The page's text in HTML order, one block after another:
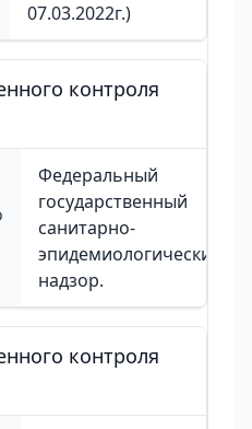
07.03.2022г.)
контроля
Федеральный
государственный
санитарно-
эпидемиологический
надзор.
контроля